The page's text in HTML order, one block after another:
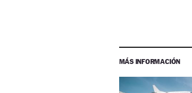
MÁS INFORMACIÓN